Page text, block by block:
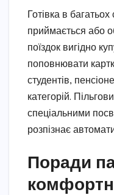
Готівка в
приймається або
поїздок вигідно
поповнювати
студентів,
категорій.
спеціальними
розпізнає
Поради